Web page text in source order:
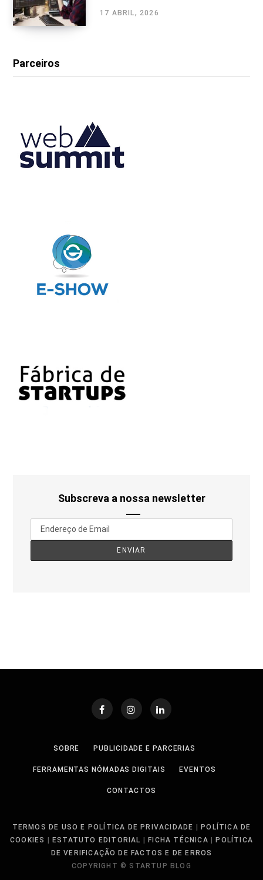
17 ABRIL, 2026
Parceiros
Subscreva a nossa newsletter
SOBRE PUBLICIDADE E PARCERIAS
FERRAMENTAS NÓMADAS DIGITAIS EVENTOS
CONTACTOS
TERMOS DE USO E POLÍTICA DE PRIVACIDADE
POLÍTICA DE
COOKIES
ESTATUTO EDITORIAL FICHA TÉCNICA
POLÍTICA
DE VERIFICAÇÃO DE FACTOS E DE ERROS
COPYRIGHT © STARTUP BLOG